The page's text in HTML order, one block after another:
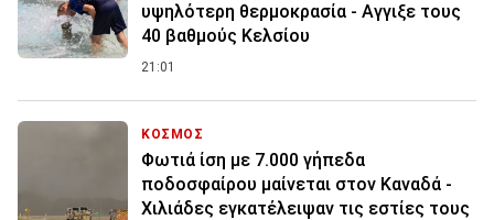
υψηλότερη θερμοκρασία - Αγγιξε τους
40 βαθμούς Κελσίου
21:01
ΚΟΣΜΟΣ
Φωτιά ίση με 7.000 γήπεδα
ποδοσφαίρου μαίνεται στον Καναδά -
Χιλιάδες εγκατέλειψαν τις εστίες τους